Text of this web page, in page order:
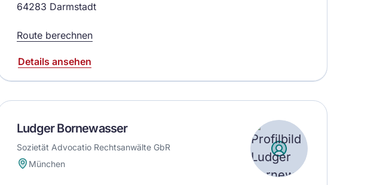
64283 Darmstadt
Route berechnen
Details ansehen
Ludger Bornewasser
Sozietät Advocatio Rechtsanwälte GbR
München